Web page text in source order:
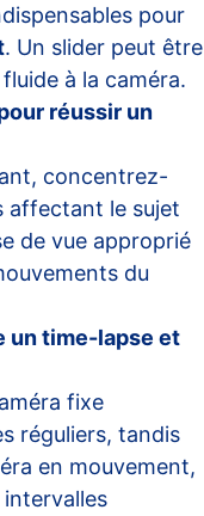
pour
. Un slider peut être
à la caméra.
réussir un
concentrez-
affectant le sujet
de vue approprié
du
un time-lapse et
fixe
réguliers, tandis
en mouvement,